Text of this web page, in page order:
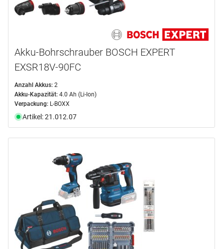
Akku-Bohrschrauber BOSCH EXPERT
EXSR18V-90FC
Anzahl Akkus: 2
Akku-Kapazität: 4.0 Ah (Li-Ion)
Verpackung: L-BOXX
Artikel: 21.012.07